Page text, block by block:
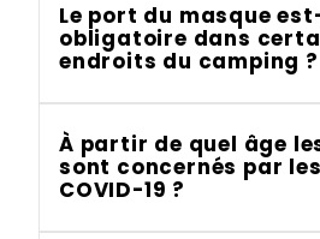
Le port du masque
obligatoire dans
endroits du camping ?
À partir de quel âge
sont concernés par
COVID-19 ?